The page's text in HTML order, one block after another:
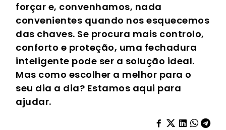
forçar e, convenhamos, nada
convenientes quando nos esquecemos
das chaves. Se procura mais controlo,
conforto e proteção, uma fechadura
inteligente pode ser a solução ideal.
Mas como escolher a melhor para o
seu dia a dia? Estamos aqui para
ajudar.